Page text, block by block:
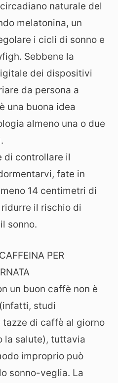
naturale del
melatonina, un
i cicli di sonno e
Sebbene la
dei dispositivi
da persona a
una buona idea
almeno una o due
di controllare il
fate in
14 centimetri di
il rischio di
sonno.
PER
un buon caffè non è
studi
di caffè al giorno
la salute), tuttavia
improprio può
sonno-veglia. La